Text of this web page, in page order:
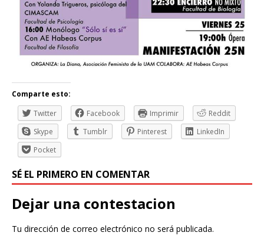
Comparte esto:
Twitter
Facebook Imprimir
Reddit
Skype
Tumblr Pinterest
LinkedIn
Pocket
SÉ EL PRIMERO EN COMENTAR
Dejar una contestacion
Tu dirección de correo electrónico no será publicada.